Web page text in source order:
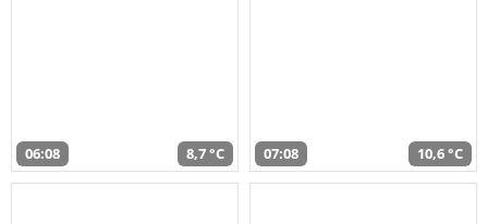
06:08 8,7 °C 07:08 10,6 °C